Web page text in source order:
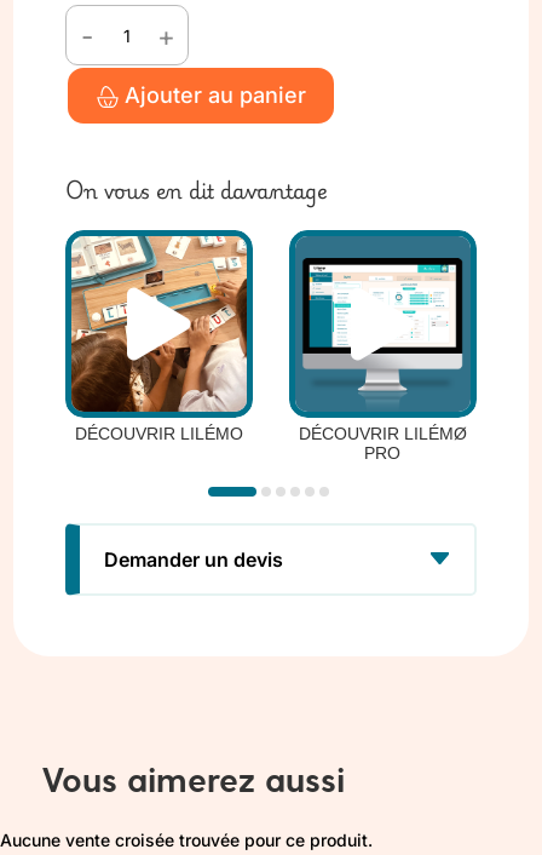
quantité
PACK
Ateliers
- +
Ajouter au panier
On vous en dit davantage
DÉCOUVRIR LILÉMO
DÉCOUVRIR LILÉMØ
PRO
Demander un devis
Vous aimerez aussi
Aucune vente croisée trouvée pour ce produit.